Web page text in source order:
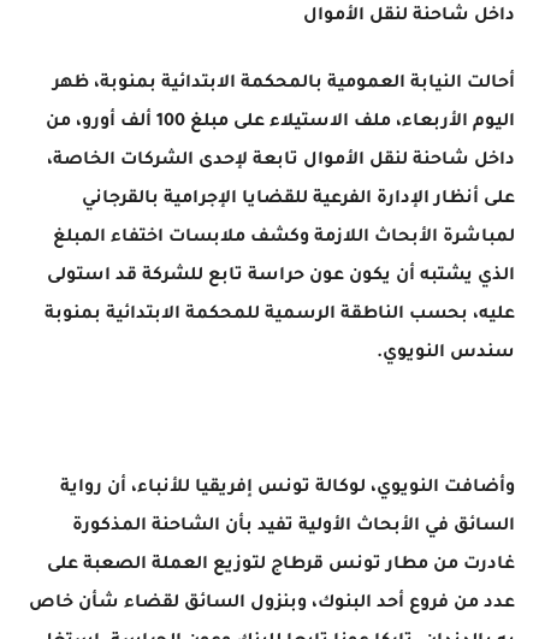
داخل شاحنة لنقل الأموال
أحالت النيابة العمومية بالمحكمة الابتدائية بمنوبة، ظهر
اليوم الأربعاء، ملف الاستيلاء على مبلغ 100 ألف أورو، من
داخل شاحنة لنقل الأموال تابعة لإحدى الشركات الخاصة،
على أنظار الإدارة الفرعية للقضايا الإجرامية بالقرجاني
لمباشرة الأبحاث اللازمة وكشف ملابسات اختفاء المبلغ
الذي يشتبه أن يكون عون حراسة تابع للشركة قد استولى
عليه، بحسب الناطقة الرسمية للمحكمة الابتدائية بمنوبة
سندس النويوي️.
وأضافت النويوي، لوكالة تونس إفريقيا للأنباء، أن رواية
السائق في الأبحاث الأولية تفيد بأن الشاحنة المذكورة
غادرت من مطار تونس قرطاج لتوزيع العملة الصعبة على
عدد من فروع أحد البنوك، وبنزول السائق لقضاء شأن خاص